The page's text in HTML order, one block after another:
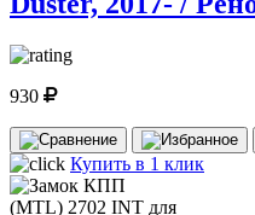
930
Купить в 1 клик